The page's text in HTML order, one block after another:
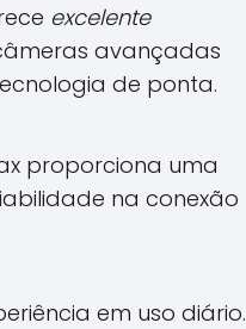
excelente
avançadas
de ponta.
proporciona uma
na conexão
em uso diário.